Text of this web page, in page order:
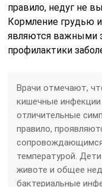
правило, недуг не
Кормление грудью
являются важными
профилактики
Врачи отмечают,
кишечные
отличительные
правило,
температурой.
животе и общее
бактериальные